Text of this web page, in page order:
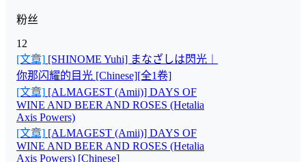
粉丝
12
[文章] [SHINOME Yuhi] まなざしは閃光︱
你那闪耀的目光 [Chinese][全1卷]
[文章] [ALMAGEST (Amii)] DAYS OF
WINE AND BEER AND ROSES (Hetalia
Axis Powers)
[文章] [ALMAGEST (Amii)] DAYS OF
WINE AND BEER AND ROSES (Hetalia
Axis Powers) [Chinese]